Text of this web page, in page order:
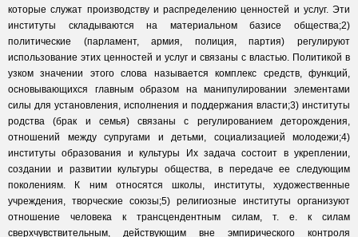
которые служат производству и распределению ценностей и услуг. Эти
институты складываются на материальном базисе общества;2)
политические (парламент, армия, полиция, партия) регулируют
использование этих ценностей и услуг и связаны с властью. Политикой в
узком значении этого слова называется комплекс средств, функций,
основывающихся главным образом на манипулировании элементами
силы для установления, исполнения и поддержания власти;3) институты
родства (брак и семья) связаны с регулированием деторождения,
отношений между супругами и детьми, социализацией молодежи;4)
институты образования и культуры Их задача состоит в укреплении,
создании и развитии культуры общества, в передаче ее следующим
поколениям. К ним относятся школы, институты, художественные
учреждения, творческие союзы;5) религиозные институты организуют
отношение человека к трансцендентным силам, т. е. к силам
сверхчувствительным, действующим вне эмпирического контроля